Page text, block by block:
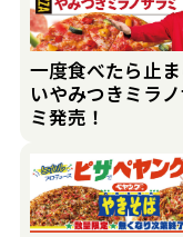
一度食べたら止
いやみつきミラ
ミ発売！